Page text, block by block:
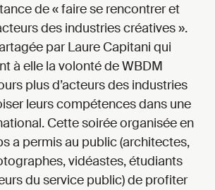
de « faire se rencontrer et
des industries créatives ».
par Laure Capitani qui
à elle la volonté de WBDM
plus d’acteurs des industries
leurs compétences dans une
Cette soirée organisée en
a permis au public (architectes,
vidéastes, étudiants
du service public) de profiter